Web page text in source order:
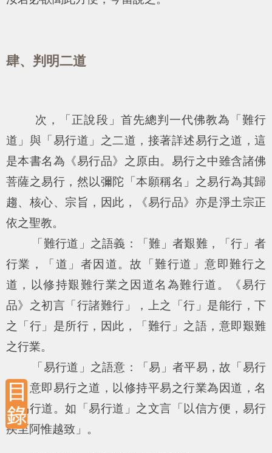
肆、判明二道
次，「正說段」首先總判一代佛教為「難行
道」與「易行道」之二道，接著詳述易行之道，這
是本書名為《易行品》之原由。易行之中雖含諸佛
菩薩之易行，然以彌陀「本願稱名」之易行為其歸
趨、核心、宗旨，因此，《易行品》亦是淨土宗正
依之聖教。
「難行道」之語義：「難」者艱難，「行」者
行業，「道」者因道。故「難行道」意即難行之
道，以修持艱難行業之因道名為難行道。《易行
品》之初言「行諸難行」，上之「行」是能行，下
之「行」是所行，因此，「難行」之語，意即艱難
之行業。
「易行道」之語意：「易」者平易，故「易行
道」意即易行之道，以修持平易之行業為因道，名
為易行道。如「易行道」之文言「以信方便，易行
疾至阿惟越致」。